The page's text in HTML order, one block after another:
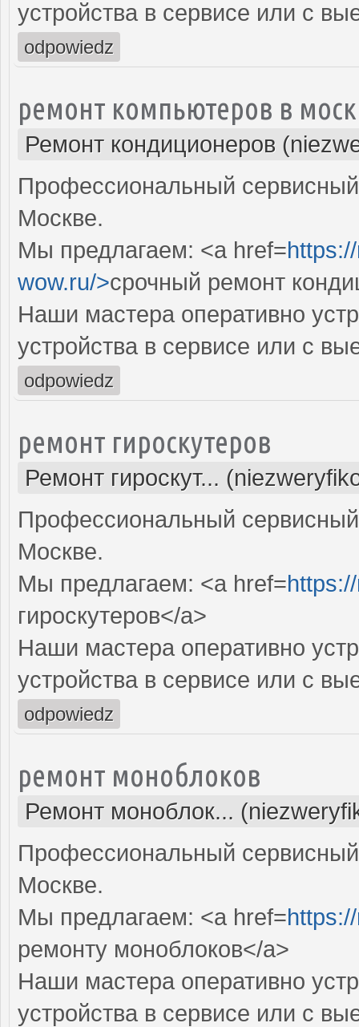
устройства в сервисе или с
odpowiedz
ремонт компьютеров в
Ремонт кондиционеров
Профессиональный
Москве.
Мы предлагаем: <a href=
wow.ru/>срочный ремонт
Наши мастера оперативно
устройства в сервисе или с
odpowiedz
ремонт гироскутеров
Ремонт гироскут...
Профессиональный сервисный
Москве.
Мы предлагаем: <a href=
гироскутеров</a>
Наши мастера оперативно
устройства в сервисе или с
odpowiedz
ремонт моноблоков
Ремонт моноблок...
Профессиональный
Москве.
Мы предлагаем: <a href=
ремонту моноблоков</a>
Наши мастера оперативно
устройства в сервисе или с